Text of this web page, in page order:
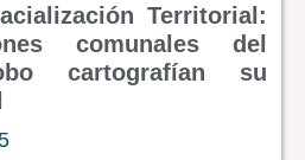
Territorial:
comunales del
cartografían su